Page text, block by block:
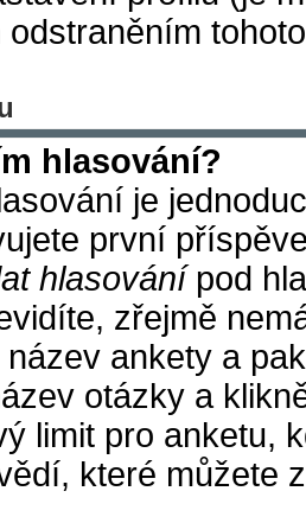
hlasování?
je
první
hlasovánípod
zřejmě
ankety a
otázky a
limit pro anketu,
které můžete